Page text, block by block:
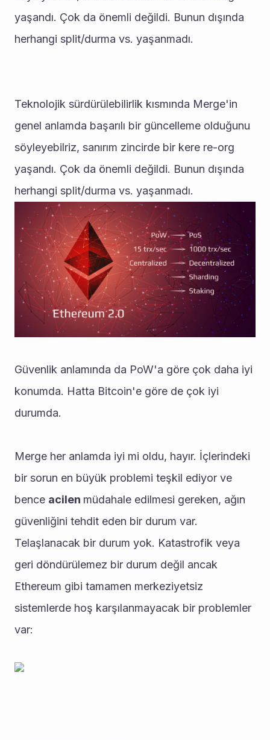
yaşandı. Çok da önemli değildi. Bunun dışında
herhangi split/durma vs. yaşanmadı.
Teknolojik sürdürülebilirlik kısmında Merge'in
genel anlamda başarılı bir güncelleme olduğunu
söyleyebilriz, sanırım zincirde bir kere re-org
yaşandı. Çok da önemli değildi. Bunun dışında
herhangi split/durma vs. yaşanmadı.
Güvenlik anlamında da PoW'a göre çok daha iyi
konumda. Hatta Bitcoin'e göre de çok iyi
durumda.
Merge her anlamda iyi mi oldu, hayır. İçlerindeki
bir sorun en büyük problemi teşkil ediyor ve
bence acilen müdahale edilmesi gereken, ağın
güvenliğini tehdit eden bir durum var.
Telaşlanacak bir durum yok. Katastrofik veya
geri döndürülemez bir durum değil ancak
Ethereum gibi tamamen merkeziyetsiz
sistemlerde hoş karşılanmayacak bir problemler
var: